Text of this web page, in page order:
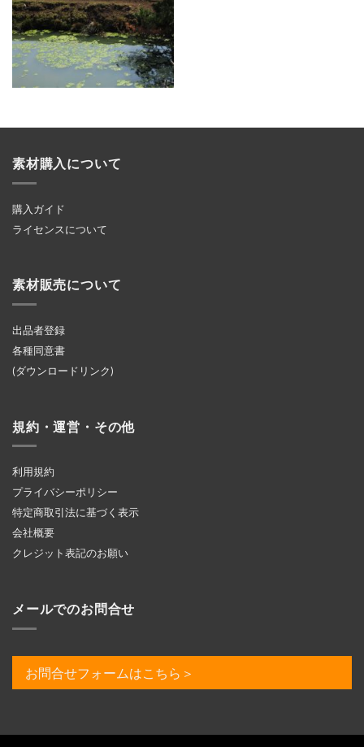
素材購入について
購入ガイド
ライセンスについて
素材販売について
出品者登録
各種同意書
(ダウンロードリンク)
規約・運営・その他
利用規約
プライバシーポリシー
特定商取引法に基づく表示
会社概要
クレジット表記のお願い
メールでのお問合せ
お問合せフォームはこちら＞